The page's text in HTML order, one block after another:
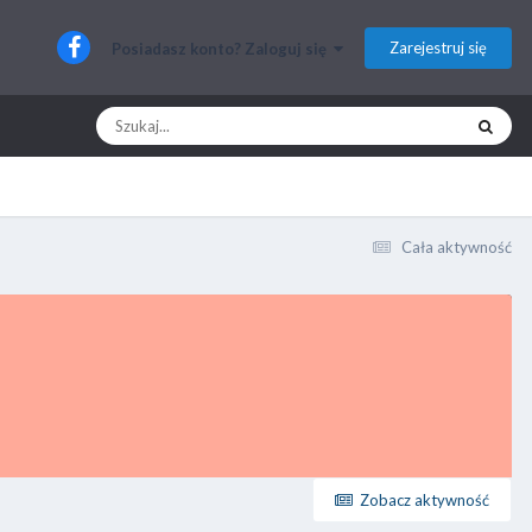
Posiadasz konto? Zaloguj się Zarejestruj się
Cała aktywność
Zobacz aktywność